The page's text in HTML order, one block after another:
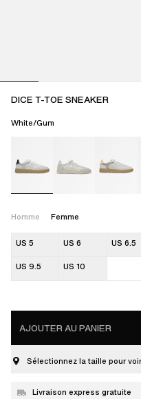
DICE T-TOE SNEAKER
White/Gum
Homme Femme
US 5 US 6 US 6.5
US 9.5 US 10
AJOUTER AU PANIER
Sélectionnez la taille pour
Livraison express gratuite